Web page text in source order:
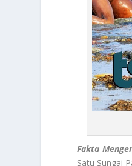
Fakta
Satu Sungai